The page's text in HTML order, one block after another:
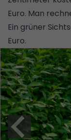
Euro. Man
Ein grüner
Euro.